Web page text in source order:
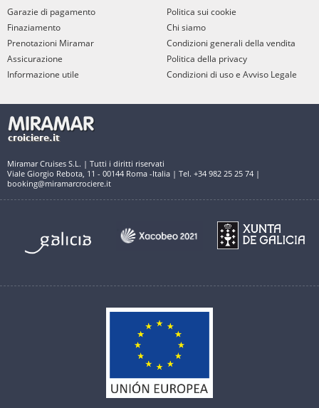
Garazie di pagamento
Finaziamento
Prenotazioni Miramar
Assicurazione
Informazione utile
Politica sui cookie
Chi siamo
Condizioni generali della vendita
Politica della privacy
Condizioni di uso e Avviso Legale
Miramar Cruises S.L. | Tutti i diritti riservati
Viale Giorgio Rebota, 11 - 00144 Roma -Italia | Tel. +34 982 25 25 74 |
booking@miramarcrociere.it